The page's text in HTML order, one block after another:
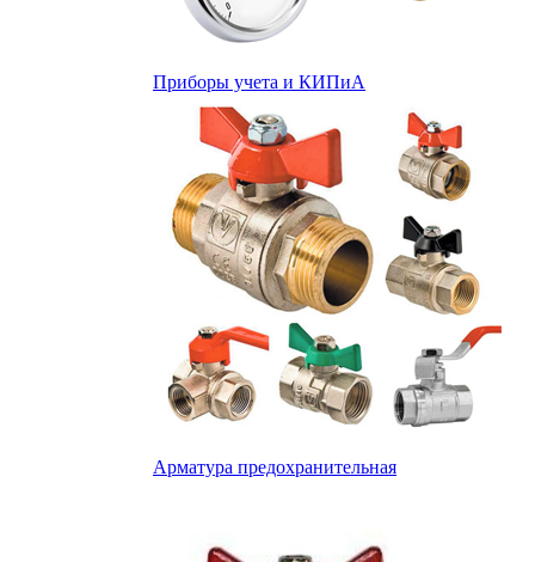
Приборы учета и КИПиА
Арматура предохранительная